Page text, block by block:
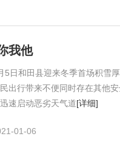
我他
5日和田县迎来冬季首场积雪
出行带来不便同时存在其他
速启动恶劣天气道[详细]
01-06